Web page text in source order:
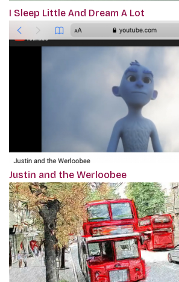
I Sleep Little And Dream A Lot
Justin and the Werloobee